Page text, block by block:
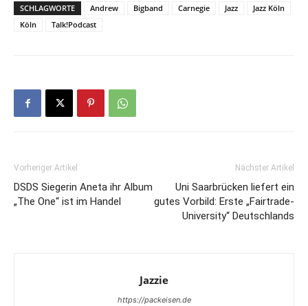
SCHLAGWORTE Andrew Bigband Carnegie Jazz
Jazz Köln
Köln
Talk!Podcast
Vorheriger Artikel
DSDS Siegerin Aneta ihr Album
„The One“ ist im Handel
Nächster Artikel
Uni Saarbrücken liefert ein
gutes Vorbild: Erste „Fairtrade-
University“ Deutschlands
Jazzie
https://packeisen.de